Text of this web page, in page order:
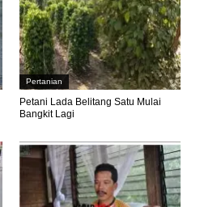
Pertanian
Petani Lada Belitang Satu Mulai
Bangkit Lagi